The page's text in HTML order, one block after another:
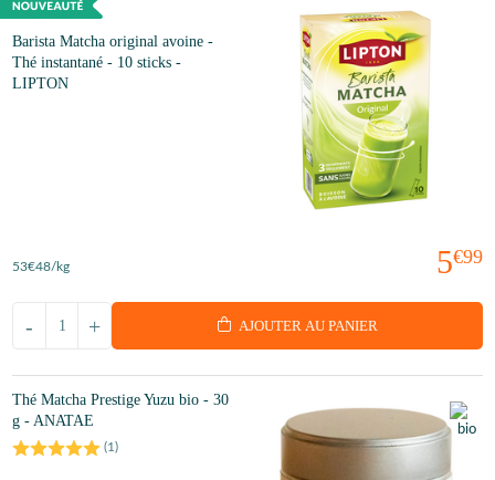
Barista Matcha original avoine -
Thé instantané - 10 sticks -
LIPTON
5€99
53€48/kg
+
- AJOUTER AU PANIER
Thé Matcha Prestige Yuzu bio - 30
g - ANATAE
(1)